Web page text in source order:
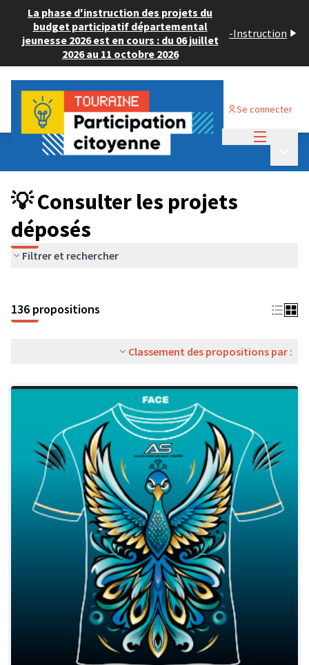
La phase d'instruction des projets du
budget participatif départemental
jeunesse 2026 est en cours : du 06 juillet
2026 au 11 octobre 2026
-Instruction
Se connecter
Budget Participatif JEUNESSE 2024
💡 Consulter les projets déposés
💡 Consulter les projets
déposés
Filtrer et rechercher
136 propositions
Classement des propositions par :